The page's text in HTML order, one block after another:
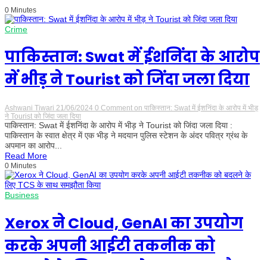
0 Minutes
Crime
पाकिस्तान: Swat में ईशनिंदा के आरोप
में भीड़ ने Tourist को जिंदा जला दिया
Ashwani Tiwari 21/06/2024 0 Comment on पाकिस्तान: Swat में ईशनिंदा के आरोप में भीड़
ने Tourist को जिंदा जला दिया
पाकिस्तान: Swat में ईशनिंदा के आरोप में भीड़ ने Tourist को जिंदा जला दिया :
पाकिस्तान के स्वात क्षेत्र में एक भीड़ ने मदयान पुलिस स्टेशन के अंदर पवित्र ग्रंथ के
अपमान का आरोप...
Read More
0 Minutes
Business
Xerox ने Cloud, GenAI का उपयोग
करके अपनी आईटी तकनीक को